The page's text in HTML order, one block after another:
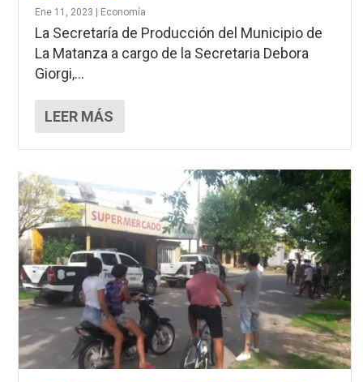
Ene 11, 2023 Economía
La Secretaría de Producción del Municipio de
La Matanza a cargo de la Secretaria Debora
Giorgi,...
LEER MÁS